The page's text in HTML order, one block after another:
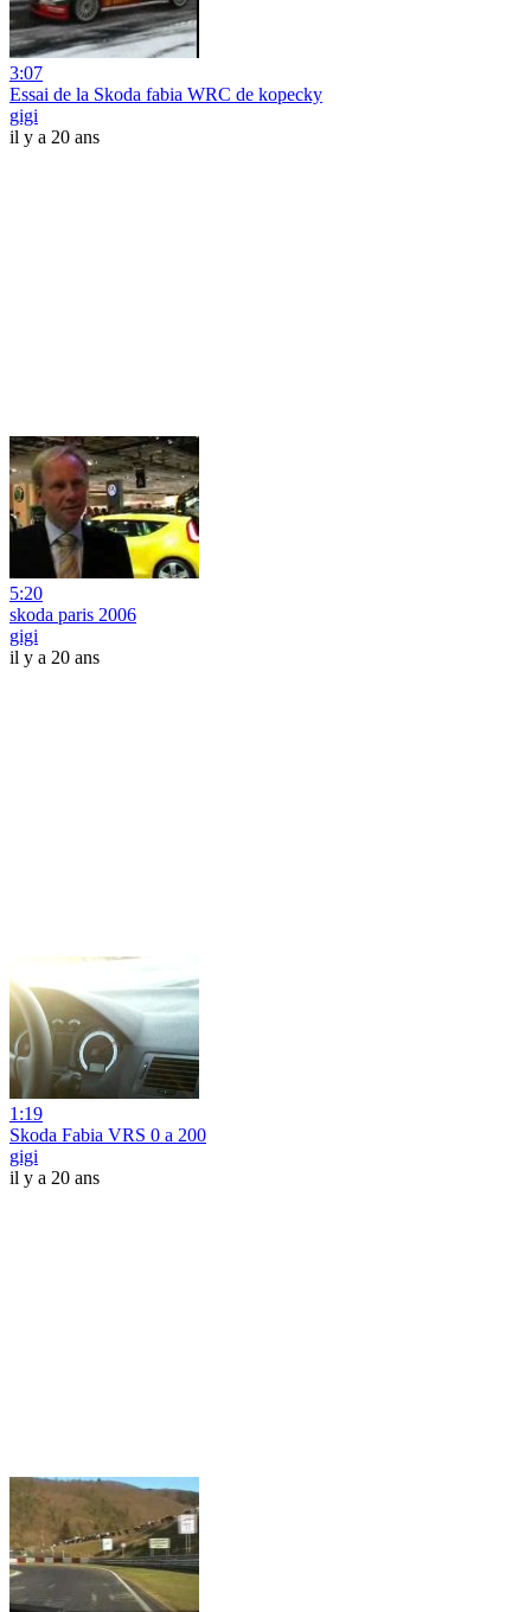
3:07
Essai de la Skoda fabia WRC de kopecky
gigi
il y a 20 ans
5:20
skoda paris 2006
gigi
il y a 20 ans
1:19
Skoda Fabia VRS 0 a 200
gigi
il y a 20 ans